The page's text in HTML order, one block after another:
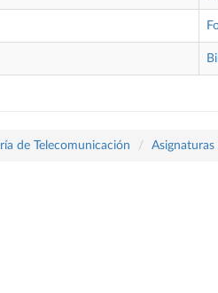
de Telecomunicación